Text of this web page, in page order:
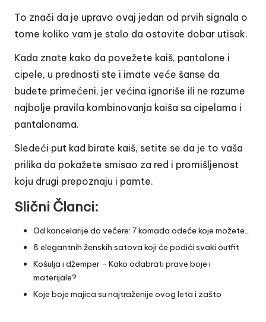
To znači da je upravo ovaj jedan od prvih signala o
tome koliko vam je stalo da ostavite dobar utisak.
Kada znate kako da povežete kaiš, pantalone i
cipele, u prednosti ste i imate veće šanse da
budete primećeni, jer većina ignoriše ili ne razume
najbolje pravila kombinovanja kaiša sa cipelama i
pantalonama.
Sledeći put kad birate kaiš, setite se da je to vaša
prilika da pokažete smisao za red i promišljenost
koju drugi prepoznaju i pamte.
Slični Članci:
Od kancelarije do večere: 7 komada odeće koje možete…
8 elegantnih ženskih satova koji će podići svaki outfit
Košulja i džemper - Kako odabrati prave boje i
materijale?
Koje boje majica su najtraženije ovog leta i zašto